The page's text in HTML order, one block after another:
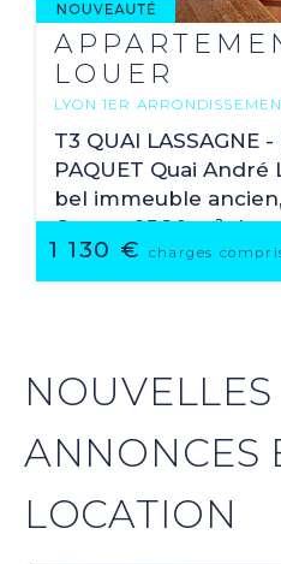
LOUER
LYON 1ER
77.36 M2
1 130 € charges
T3 QUAI LASSAGNE
PAQUET Quai André
bel immeuble
Carrez, 95,20 m² de
au 2ème étage avec
composé d'un séjour
NOUVELLES
ANNONCES
LOCATION